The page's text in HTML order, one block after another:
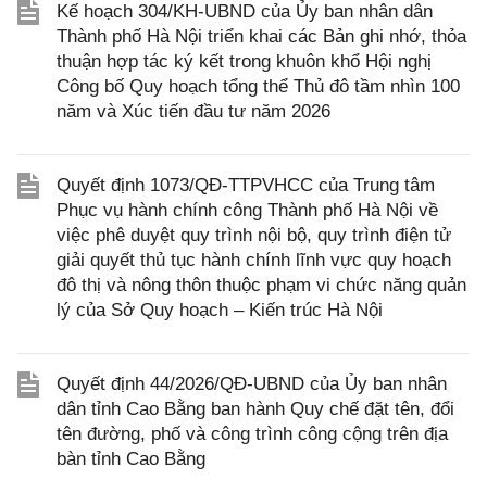
Kế hoạch 304/KH-UBND của Ủy ban nhân dân
Thành phố Hà Nội triển khai các Bản ghi nhớ, thỏa
thuận hợp tác ký kết trong khuôn khổ Hội nghị
Công bố Quy hoạch tổng thể Thủ đô tầm nhìn 100
năm và Xúc tiến đầu tư năm 2026
Quyết định 1073/QĐ-TTPVHCC của Trung tâm
Phục vụ hành chính công Thành phố Hà Nội về
việc phê duyệt quy trình nội bộ, quy trình điện tử
giải quyết thủ tục hành chính lĩnh vực quy hoạch
đô thị và nông thôn thuộc phạm vi chức năng quản
lý của Sở Quy hoạch – Kiến trúc Hà Nội
Quyết định 44/2026/QĐ-UBND của Ủy ban nhân
dân tỉnh Cao Bằng ban hành Quy chế đặt tên, đổi
tên đường, phố và công trình công cộng trên địa
bàn tỉnh Cao Bằng